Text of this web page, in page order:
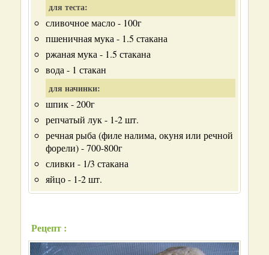
для теста:
сливочное масло - 100г
пшеничная мука - 1.5 стакана
ржаная мука - 1.5 стакана
вода - 1 стакан
для начинки:
шпик - 200г
репчатый лук - 1-2 шт.
речная рыба (филе налима, окуня или речной
форели) - 700-800г
сливки - 1/3 стакана
яйцо - 1-2 шт.
Рецепт :